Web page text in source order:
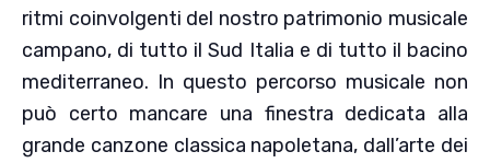
ritmi coinvolgenti del nostro patrimonio musicale
campano, di tutto il Sud Italia e di tutto il bacino
mediterraneo. In questo percorso musicale non
può certo mancare una finestra dedicata alla
grande canzone classica napoletana, dall’arte dei